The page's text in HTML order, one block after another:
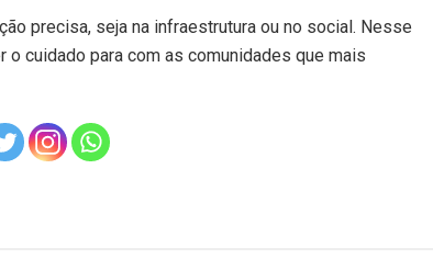
precisa, seja na infraestrutura ou no social. Nesse
cuidado para com as comunidades que mais